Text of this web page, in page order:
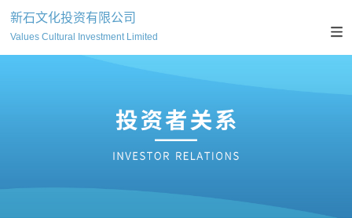
新石文化投资有限公司
Values Cultural Investment Limited